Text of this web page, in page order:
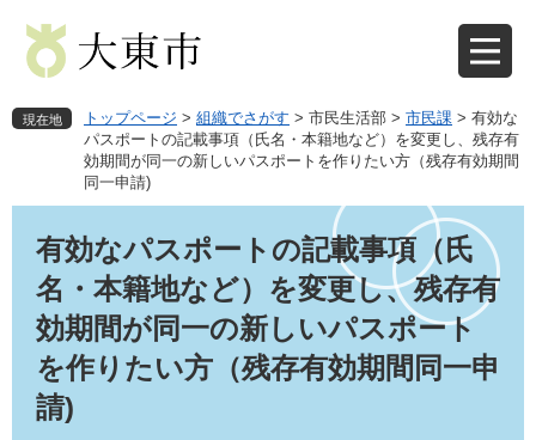
先
を 現在地 トップページ > 組織でさがす > 市民生活部 > 市民課 > 有効な
パスポートの記載事項（氏名・本籍地など）を変更し、残存有
効期間が同一の新しいパスポートを作りたい方（残存有効期間
同一申請)
有効なパスポートの記載事項（氏
名・本籍地など）を変更し、残存有
効期間が同一の新しいパスポート
を作りたい方（残存有効期間同一申
請)